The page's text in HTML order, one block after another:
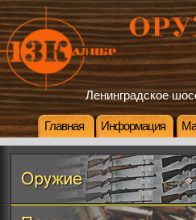
Ленинградское
Главная Информация